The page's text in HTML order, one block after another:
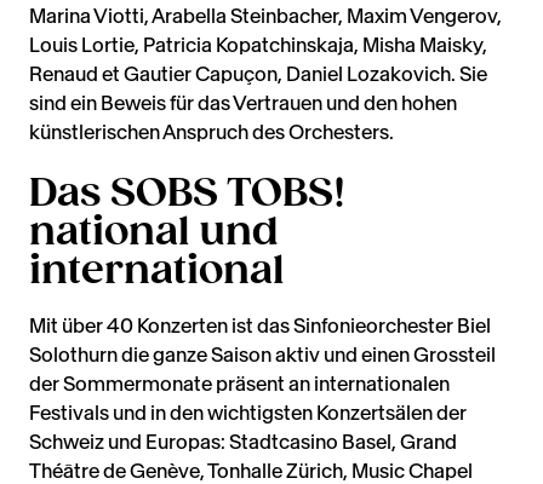
Marina Viotti, Arabella Steinbacher, Maxim Vengerov,
Louis Lortie, Patricia Kopatchinskaja, Misha Maisky,
Renaud et Gautier Capuçon, Daniel Lozakovich. Sie
sind ein Beweis für das Vertrauen und den hohen
künstlerischen Anspruch des Orchesters.
Das SOBS TOBS!
national und
international
Mit über 40 Konzerten ist das Sinfonieorchester Biel
Solothurn die ganze Saison aktiv und einen Grossteil
der Sommermonate präsent an internationalen
Festivals und in den wichtigsten Konzertsälen der
Schweiz und Europas: Stadtcasino Basel, Grand
Théâtre de Genève, Tonhalle Zürich, Music Chapel